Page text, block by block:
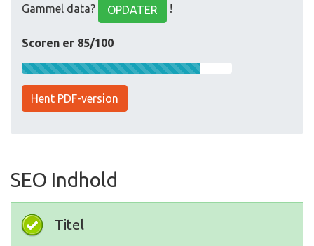
Gammel data? OPDATER !
Scoren er 85/100
Hent PDF-version
SEO Indhold
Titel